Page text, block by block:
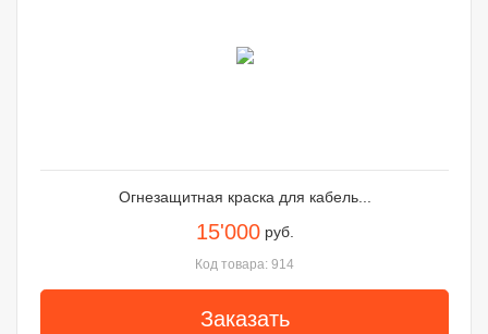
Огнезащитная краска для кабель...
15'000 руб.
Код товара: 914
Заказать